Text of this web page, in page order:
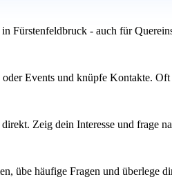
Fürstenfeldbruck - auch für
Events und knüpfe Kontakte.
Zeig dein Interesse und frage
übe häufige Fragen und